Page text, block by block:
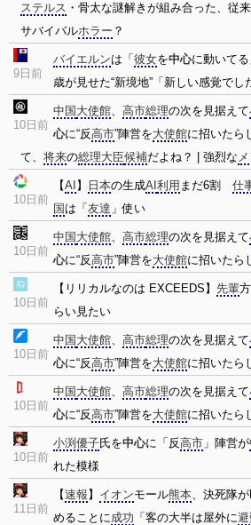
ステルス ・骨太な謎解きが組み合った、従
サバイバルホラー ？
9日前
バイエルンは「 彼女を中心に動いて
歳が見せた“新境地”「新しい感覚でし
10日前
中国 大使館、 高市総理の次を見据えて
心に“反高市”陣営を大使館に招いたら
て、 将来の総理大臣候補だよね？ | 強烈な
10日前
【AI 】 日本の生成AI 利用 まだ6割 仕
国 は「 友達 」使い
10日前
中国 大使館、 高市総理の次を見据えて
心に“反高市”陣営を大使館に招いたら
10日前
【リリカルなのは EXCEEDS】 先輩方
らい見たい
10日前
中国 大使館、 高市総理の次を見据えて
心に“反高市”陣営を大使館に招いたら
10日前
中国 大使館、 高市総理の次を見据えて
心に“反高市”陣営を大使館に招いたら
10日前
小渕優子氏を中心に「反高市 」陣営が
れた模様
11日前
【速報 】 イオンモール熊本、決死隊
めることに成功 「客の大半は屋外に